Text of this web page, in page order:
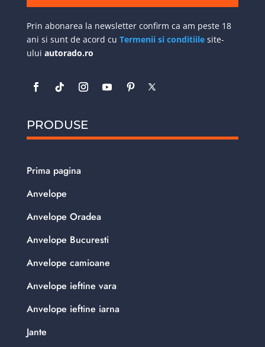
Prin abonarea la newsletter confirm ca am peste 18
ani si sunt de acord cu Termenii si conditiilesite-
ului autorado.ro
PRODUSE
Prima pagina
Anvelope
Anvelope Oradea
Anvelope Bucuresti
Anvelope camioane
Anvelope ieftine vara
Anvelope ieftine iarna
Jante